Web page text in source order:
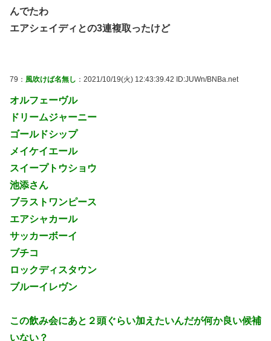
んでたわ
エアシェイディとの3連複取ったけど
79： 風吹けば名無し ：2021/10/19(火) 12:43:39.42 ID:JUWn/BNBa.net
オルフェーヴル
ドリームジャーニー
ゴールドシップ
メイケイエール
スイープトウショウ
池添さん
ブラストワンピース
エアシャカール
サッカーボーイ
ブチコ
ロックディスタウン
ブルーイレヴン
この飲み会にあと２頭ぐらい加えたいんだが何か良い候補
いない？